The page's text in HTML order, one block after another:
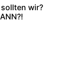
wir?